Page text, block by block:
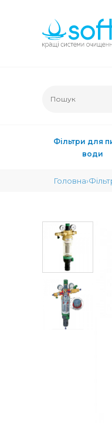
Фільтри для
води
Головна